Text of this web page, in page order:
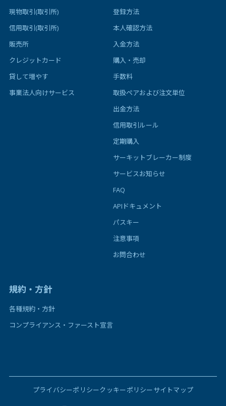
現物取引(取引所)
信用取引(取引所)
販売所
クレジットカード
貸して増やす
事業法人向けサービス
登録方法
本人確認方法
入金方法
購入・売却
手数料
取扱ペアおよび注文単位
出金方法
信用取引ルール
定期購入
サーキットブレーカー制度
サービスお知らせ
FAQ
APIドキュメント
パスキー
注意事項
お問合わせ
規約・方針
各種規約・方針
コンプライアンス・ファースト宣言
プライバシーポリシークッキーポリシーサイトマップ